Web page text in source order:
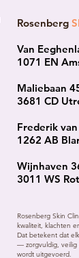
Rosenberg
Van
1071 EN
Maliebaan
3681 CD
Frederik
1262 AB
Wijnhaven
3011 WS
Rosenberg Skin
kwaliteit, klachten
Dat betekent dat
— zorgvuldig, veilig
wordt uitgevoerd.